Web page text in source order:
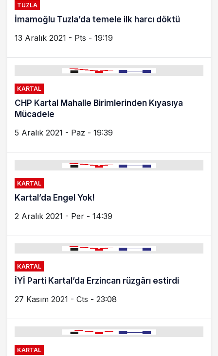
TUZLA
İmamoğlu Tuzla’da temele ilk harcı döktü
13 Aralık 2021 - Pts - 19:19
KARTAL
CHP Kartal Mahalle Birimlerinden Kıyasıya
Mücadele
5 Aralık 2021 - Paz - 19:39
KARTAL
Kartal’da Engel Yok!
2 Aralık 2021 - Per - 14:39
KARTAL
İYİ Parti Kartal’da Erzincan rüzgârı estirdi
27 Kasım 2021 - Cts - 23:08
KARTAL